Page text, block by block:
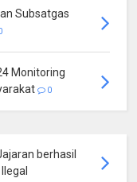
Subsatgas
Monitoring
0
berhasil